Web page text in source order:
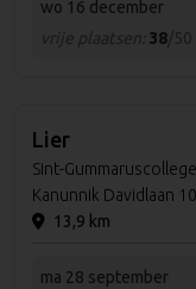
wo 16 december
vrije plaatsen: 38/50
Lier
Sint-Gummaruscollege
Kanunnik Davidlaan
13,9 km
ma 28 september